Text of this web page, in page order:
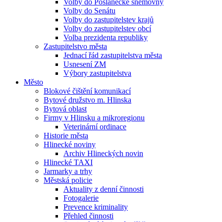
Volby do Poslanecké sněmovny
Volby do Senátu
Volby do zastupitelstev krajů
Volby do zastupitelstev obcí
Volba prezidenta republiky
Zastupitelstvo města
Jednací řád zastupitelstva města
Usnesení ZM
Výbory zastupitelstva
Město
Blokové čištění komunikací
Bytové družstvo m. Hlinska
Bytová oblast
Firmy v Hlinsku a mikroregionu
Veterinární ordinace
Historie města
Hlinecké noviny
Archiv Hlineckých novin
Hlinecké TAXI
Jarmarky a trhy
Městská policie
Aktuality z denní činnosti
Fotogalerie
Prevence kriminality
Přehled činnosti